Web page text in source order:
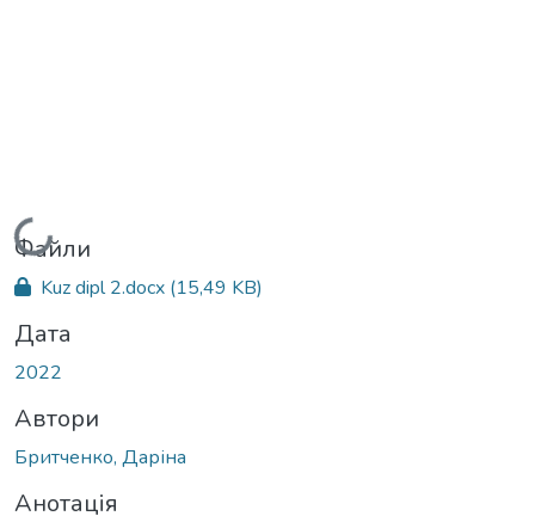
Вантажиться...
Файли
Kuz dipl 2.docx (15,49 KB)
Дата
2022
Автори
Бритченко, Даріна
Анотація